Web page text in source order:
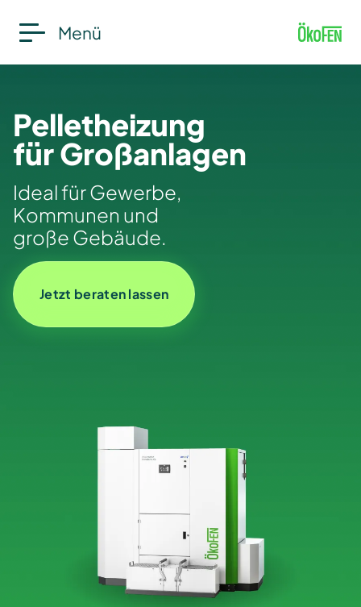
Menü
Pelletheizung
für Großanlagen
Ideal für Gewerbe,
Kommunen und
große Gebäude.
Jetzt beraten lassen